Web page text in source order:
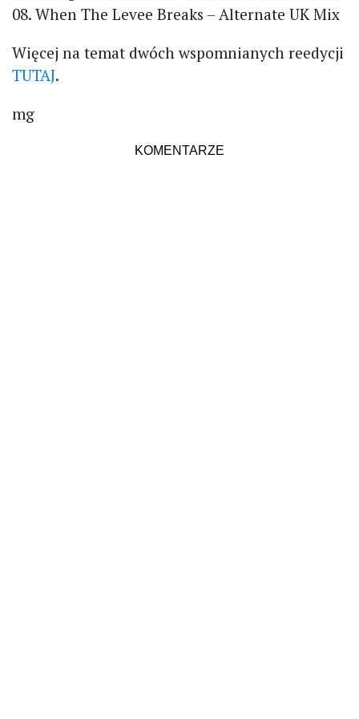
08. When The Levee Breaks – Alternate UK Mix
Więcej na temat dwóch wspomnianych reedycji
TUTAJ.
mg
KOMENTARZE